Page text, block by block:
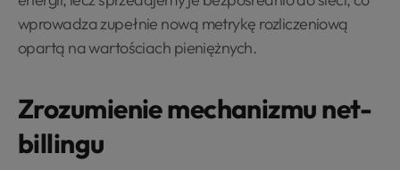
wprowadza zupełnie nową metrykę rozliczeniową
opartą na wartościach pieniężnych.
Zrozumienie mechanizmu net-
billingu